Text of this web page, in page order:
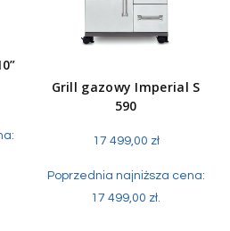
Grill gazowy Imperial S
590
17 499,00 zł
Poprzednia najniższa cena:
17 499,00 zł.